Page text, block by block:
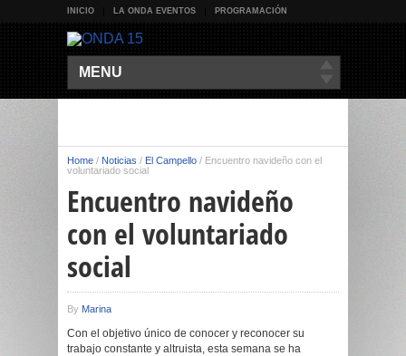
INICIO LA ONDA EVENTOS PROGRAMACIÓN
MENU
Home / Noticias / El Campello / Encuentro navideño con el
voluntariado social
Encuentro navideño
con el voluntariado
social
By Marina
Con el objetivo único de conocer y reconocer su
trabajo constante y altruista, esta semana se ha